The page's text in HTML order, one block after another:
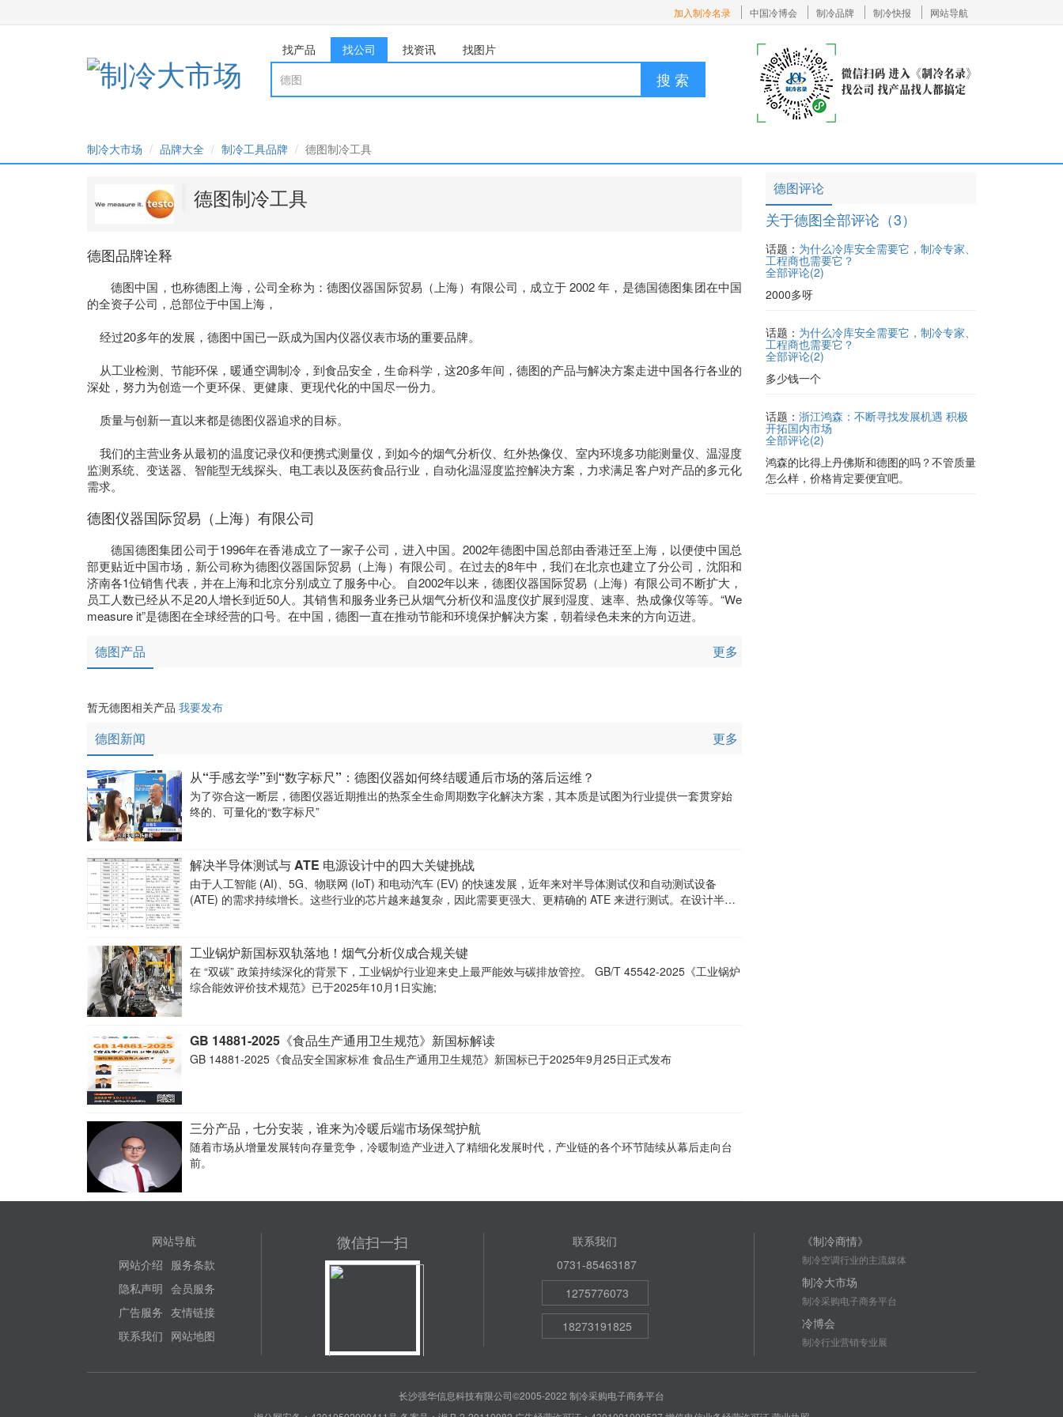
加入制冷名录 中国冷博会 制冷品牌 制冷快报 网站导航
找产品 找公司 找资讯 找图片
搜 索
制冷大市场 品牌大全 制冷工具品牌 德图制冷工具
德图制冷工具
德图品牌诠释
德图中国，也称德图上海，公司全称为：德图仪器国际贸易（上海）有限公司，成立于 2002 年，是德国德图集团在中国
的全资子公司，总部位于中国上海，
深处，努力为创造一个更环保、更健康、更现代化的中国尽一份力。
    我们的主营业务从最初的温度记录仪和便携式测量仪，到如今的烟气分析仪、红外热像仪、室内环境多功能测量仪、温湿度
监测系统、变送器、智能型无线探头、电工表以及医药食品行业，自动化温湿度监控解决方案，力求满足客户对产品的多元化
需求。
德图仪器国际贸易（上海）有限公司
德国德图集团公司于1996年在香港成立了一家子公司，进入中国。2002年德图中国总部由香港迁至上海，以便使中国总
部更贴近中国市场，新公司称为德图仪器国际贸易（上海）有限公司。在过去的8年中，我们在北京也建立了分公司，沈阳和
济南各1位销售代表，并在上海和北京分别成立了服务中心。 自2002年以来，德图仪器国际贸易（上海）有限公司不断扩大，
员工人数已经从不足20人增长到近50人。其销售和服务业务已从烟气分析仪和温度仪扩展到湿度、速率、热成像仪等等。“We
measure it”是德图在全球经营的口号。在中国，德图一直在推动节能和环境保护解决方案，朝着绿色未来的方向迈进。
德图产品 更多
暂无德图相关产品 我要发布
德图新闻 更多
从“手感玄学”到“数字标尺”：德图仪器如何终结暖通后市场的落后运维？
为了弥合这一断层，德图仪器近期推出的热泵全生命周期数字化解决方案，其本质是试图为行业提供一套贯穿始
终的、可量化的“数字标尺”
解决半导体测试与 ATE 电源设计中的四大关键挑战
由于人工智能 (AI)、5G、物联网 (IoT) 和电动汽车 (EV) 的快速发展，近年来对半导体测试仪和自动测试设备
(ATE) 的需求持续增长。这些行业的芯片越来越复杂，因此需要更强大、更精确的 ATE 来进行测试。在设计半导
工业锅炉新国标双轨落地！烟气分析仪成合规关键
在 “双碳” 政策持续深化的背景下，工业锅炉行业迎来史上最严能效与碳排放管控。 GB/T 45542-2025《工业锅炉
综合能效评价技术规范》已于2025年10月1日实施;
GB 14881-2025《食品生产通用卫生规范》新国标解读
GB 14881-2025《食品安全国家标准 食品生产通用卫生规范》新国标已于2025年9月25日正式发布
三分产品，七分安装，谁来为冷暖后端市场保驾护航
随着市场从增量发展转向存量竞争，冷暖制造产业进入了精细化发展时代，产业链的各个环节陆续从幕后走向台
前。
德图评论
关于德图全部评论（3）
话题： 为什么冷库安全需要它，制冷专家、
工程商也需要它？
全部评论(2)
2000多呀
话题： 为什么冷库安全需要它，制冷专家、
工程商也需要它？
全部评论(2)
多少钱一个
话题： 浙江鸿森：不断寻找发展机遇 积极
开拓国内市场
全部评论(2)
鸿森的比得上丹佛斯和德图的吗？不管质量
怎么样，价格肯定要便宜吧。
网站导航
网站介绍 服务条款
隐私声明 会员服务
广告服务 友情链接
联系我们 网站地图
微信扫一扫
联系我们
0731-85463187
1275776073
18273191825
《制冷商情》
制冷空调行业的主流媒体
制冷大市场
制冷采购电子商务平台
冷博会
制冷行业营销专业展
长沙强华信息科技有限公司©2005-2022 制冷采购电子商务平台